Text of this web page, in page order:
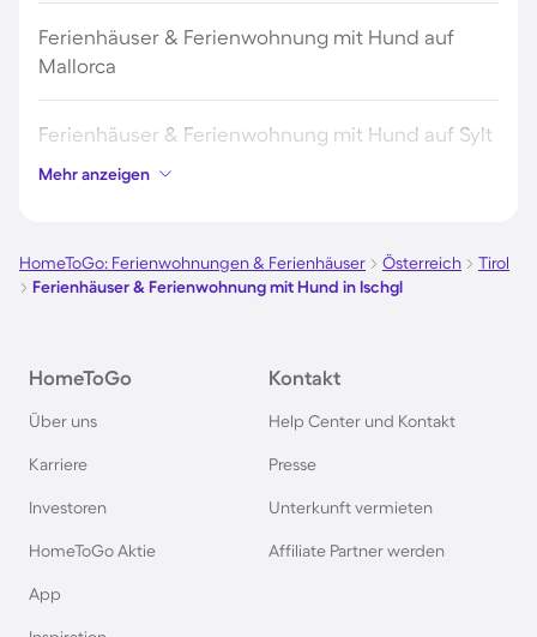
Ferienhäuser & Ferienwohnung mit Hund auf
Mallorca
Ferienhäuser & Ferienwohnung mit Hund auf Sylt
Ferienhäuser & Ferienwohnung mit Hund auf
Bodensee
Ferienhäuser & Ferienwohnung mit Hund am
Mehr anzeigen
HomeToGo: Ferienwohnungen & Ferienhäuser Österreich
Tirol
Ferienhäuser & Ferienwohnung mit Hund in Ischgl
HomeToGo
Über uns
Karriere
Investoren
HomeToGo Aktie
App
Kontakt
Help Center und Kontakt
Presse
Unterkunft vermieten
Affiliate Partner werden